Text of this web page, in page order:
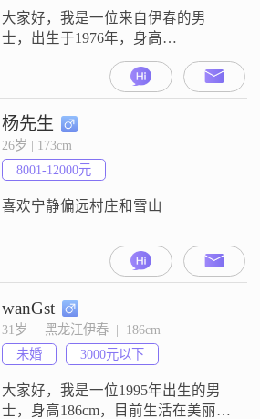
活，真诚
大家好，我是一位来自伊春的男
士，出生于1976年，身高
176cm##3002##我的月收入在3000元
以下，目前从事着一份稳定的工作
##3002##虽然我的学历是中专，但
我一直保持着学习的热情，不断提
升自己##3002##我性格稳重可靠，
对待事物认真负责##3002##在生活
中，我热爱摄影摄像，喜欢捕捉生
活中的美好瞬间
杨先生
26岁 | 173cm
8001-12000元
喜欢宁静偏远村庄和雪山
wanGst
31岁  |  黑龙江伊春  |  186cm
未婚
3000元以下
大家好，我是一位1995年出生的男
士，身高186cm，目前生活在美丽的